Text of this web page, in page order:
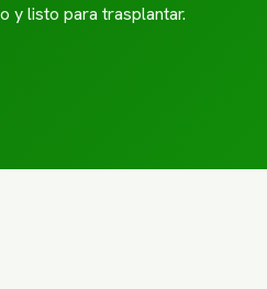
y listo para trasplantar.